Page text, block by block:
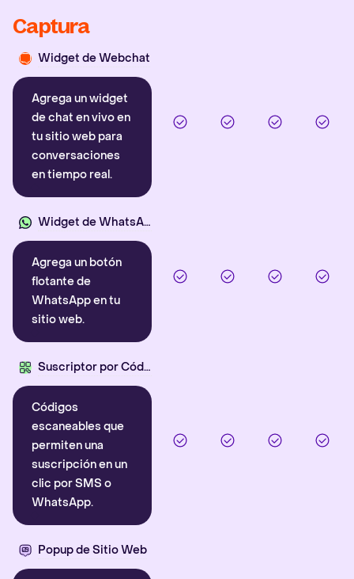
Captura
Widget de Webchat
Agrega un widget
de chat en vivo en
tu sitio web para
conversaciones
en tiempo real.
Widget de WhatsApp
Agrega un botón
flotante de
WhatsApp en tu
sitio web.
Suscriptor por Código QR
Códigos
escaneables que
permiten una
suscripción en un
clic por SMS o
WhatsApp.
Popup de Sitio Web